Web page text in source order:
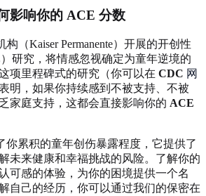
影响你的 ACE 分数
构（Kaiser Permanente）开展的开创性
）研究，将情感忽视确定为童年逆境的
项里程碑式的研究（你可以在 CDC 网
明，如果你持续感到不被支持、不被
家庭支持，这都会直接影响你的 ACE
你累积的童年创伤暴露程度，它提供了
未来健康和幸福挑战的风险。了解你的
可感的体验，为你的困境提供一个名
自己的经历，你可以通过我们的保密在